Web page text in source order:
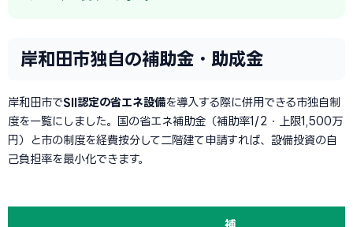
岸和田市独自の補助金・助成金
岸和田市でSII認定の省エネ設備を導入する際に併用できる市独自制
度を一覧にしました。国の省エネ補助金（補助率1/2・上限1,500万
円）と市の制度を経費按分して二階建て申請すれば、設備投資の自
己負担率を最小化できます。
補